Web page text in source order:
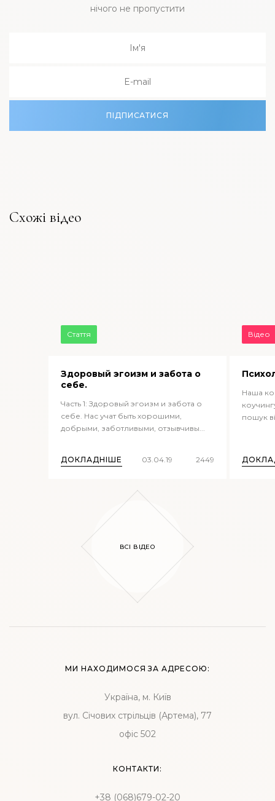
нічого не пропустити
ПІДПИСАТИСЯ
Схожі відео
Стаття
Здоровый эгоизм и забота о
себе.
Часть 1: Здоровый эгоизм и забота о
себе. Нас учат быть хорошими,
добрыми, заботливыми, отзывчивы...
ДОКЛАДНІШЕ 03.04.19 2449
Відео
Наша
пошук
ВСІ ВІДЕО
МИ НАХОДИМОСЯ ЗА АДРЕСОЮ:
Україна, м. Київ
вул. Січових стрільців (Артема), 77
офіс 502
КОНТАКТИ:
+38 (068)679-02-20